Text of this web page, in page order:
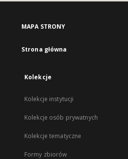
MAPA STRONY
Strona główna
Kolekcje
Kolekcje instytucji
Kolekcje osób prywatnych
Kolekcje tematyczne
Formy zbiorów